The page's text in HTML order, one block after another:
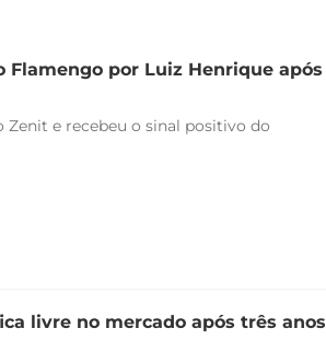
por Luiz Henrique após
e recebeu o sinal positivo do
livre no mercado após três anos